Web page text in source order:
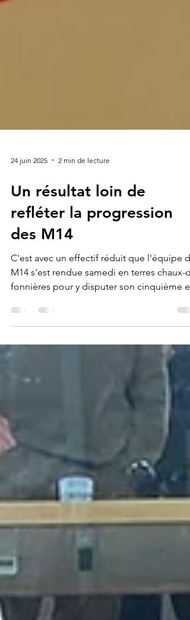
24 juin 2025 2 min de lecture
Un résultat loin de
refléter la progression
des M14
C'est avec un effectif réduit que l'équipe
fonnières pour y disputer son cinquième